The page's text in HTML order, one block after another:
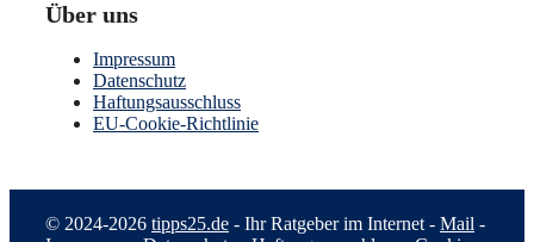
Über uns
Impressum
Datenschutz
Haftungsausschluss
EU-Cookie-Richtlinie
© 2024-2026 tipps25.de - Ihr Ratgeber im Internet - Mail -